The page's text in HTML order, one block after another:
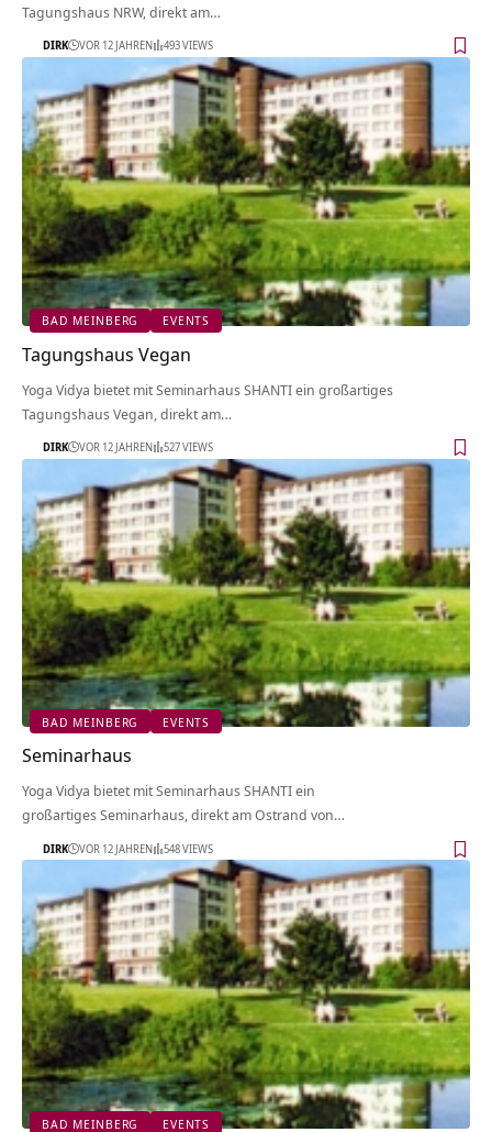
Tagungshaus NRW, direkt am…
DIRK VOR 12 JAHREN 493 VIEWS
BAD MEINBERG EVENTS
Tagungshaus Vegan
Yoga Vidya bietet mit Seminarhaus SHANTI ein großartiges
Tagungshaus Vegan, direkt am…
DIRK VOR 12 JAHREN 527 VIEWS
BAD MEINBERG EVENTS
Seminarhaus
Yoga Vidya bietet mit Seminarhaus SHANTI ein
großartiges Seminarhaus, direkt am Ostrand von…
DIRK VOR 12 JAHREN 548 VIEWS
BAD MEINBERG EVENTS